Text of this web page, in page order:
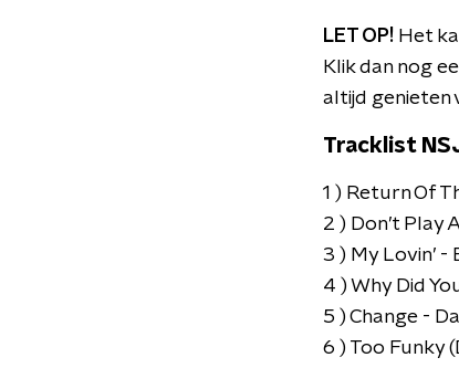
LET OP! Het
Klik dan nog
altijd genieten
Tracklist
1 ) Return Of
2 ) Don’t Play
3 ) My Lovin’ -
4 ) Why Did
5 ) Change -
6 ) Too Funky